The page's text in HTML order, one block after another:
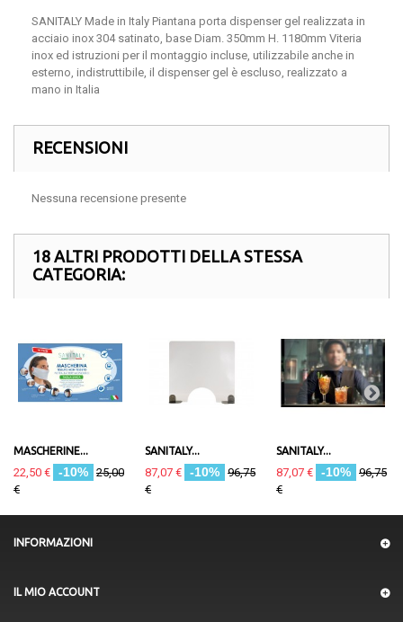
SANITALY Made in Italy Piantana porta dispenser gel realizzata in
acciaio inox 304 satinato, base Diam. 350mm H. 1180mm Viteria
inox ed istruzioni per il montaggio incluse, utilizzabile anche in
esterno, indistruttibile, il dispenser gel è escluso, realizzato a
mano in Italia
RECENSIONI
Nessuna recensione presente
18 ALTRI PRODOTTI DELLA STESSA
CATEGORIA:
MASCHERINE...
22,50 € -10% 25,00
€
SANITALY...
87,07 € -10% 96,75
€
SANITALY...
87,07 € -10% 96,75
€
INFORMAZIONI
IL MIO ACCOUNT